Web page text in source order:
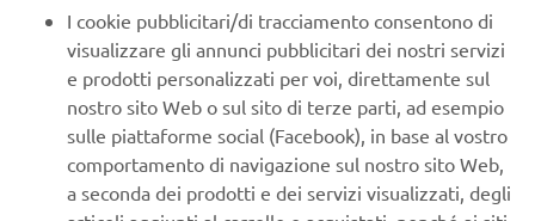
NEWSLETTER
Conoscerai in anteprima le ultime offerte, gli eventi speciali, le
nuove uscite e molto altro
I cookie pubblicitari/di tracciamento consentono di
visualizzare gli annunci pubblicitari dei nostri servizi
e prodotti personalizzati per voi, direttamente sul
nostro sito Web o sul sito di terze parti, ad esempio
sulle piattaforme social (Facebook), in base al vostro
comportamento di navigazione sul nostro sito Web,
a seconda dei prodotti e dei servizi visualizzati, degli